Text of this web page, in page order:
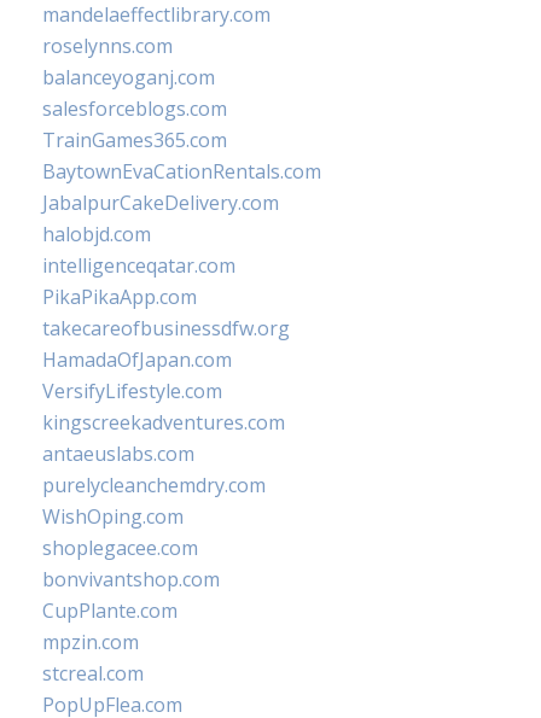
mandelaeffectlibrary.com
roselynns.com
balanceyoganj.com
salesforceblogs.com
TrainGames365.com
BaytownEvaCationRentals.com
JabalpurCakeDelivery.com
halobjd.com
intelligenceqatar.com
PikaPikaApp.com
takecareofbusinessdfw.org
HamadaOfJapan.com
VersifyLifestyle.com
kingscreekadventures.com
antaeuslabs.com
purelycleanchemdry.com
WishOping.com
shoplegacee.com
bonvivantshop.com
CupPlante.com
mpzin.com
stcreal.com
PopUpFlea.com